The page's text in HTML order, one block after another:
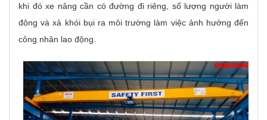
khi đó xe nâng cần có đường đi riêng, số lượng người làm
đông và xả khói bụi ra môi trường làm việc ảnh hưởng đến
công nhân lao động.